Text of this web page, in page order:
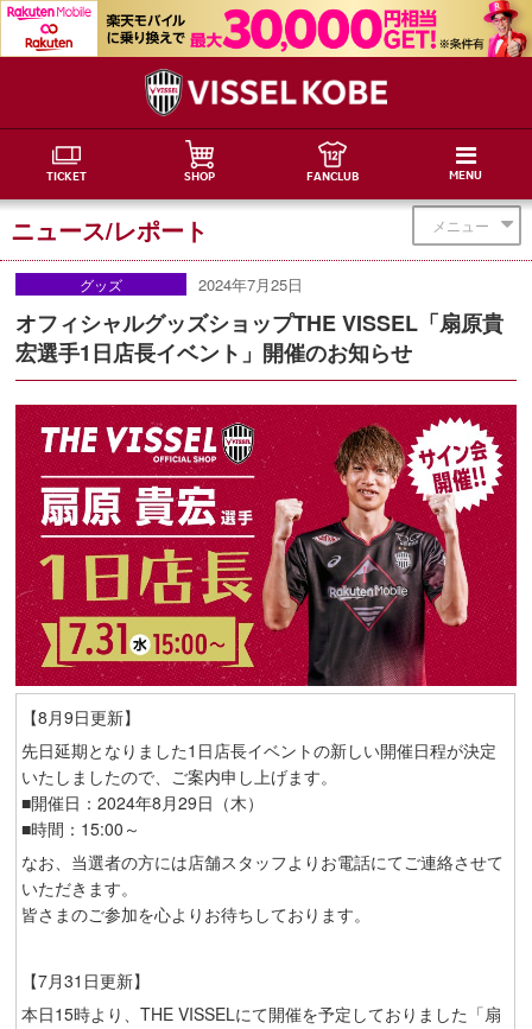
TICKET SHOP FANCLUB MENU
メニュー
ニュース/レポート
グッズ 2024年7月25日
オフィシャルグッズショップTHE VISSEL「扇原貴
宏選手1日店長イベント」開催のお知らせ
【8月9日更新】
先日延期となりました1日店長イベントの新しい開催日程が決定
いたしましたので、ご案内申し上げます。
■開催日：2024年8月29日（木）
■時間：15:00～
なお、当選者の方には店舗スタッフよりお電話にてご連絡させて
いただきます。
皆さまのご参加を心よりお待ちしております。
【7月31日更新】
本日15時より、THE VISSELにて開催を予定しておりました「扇